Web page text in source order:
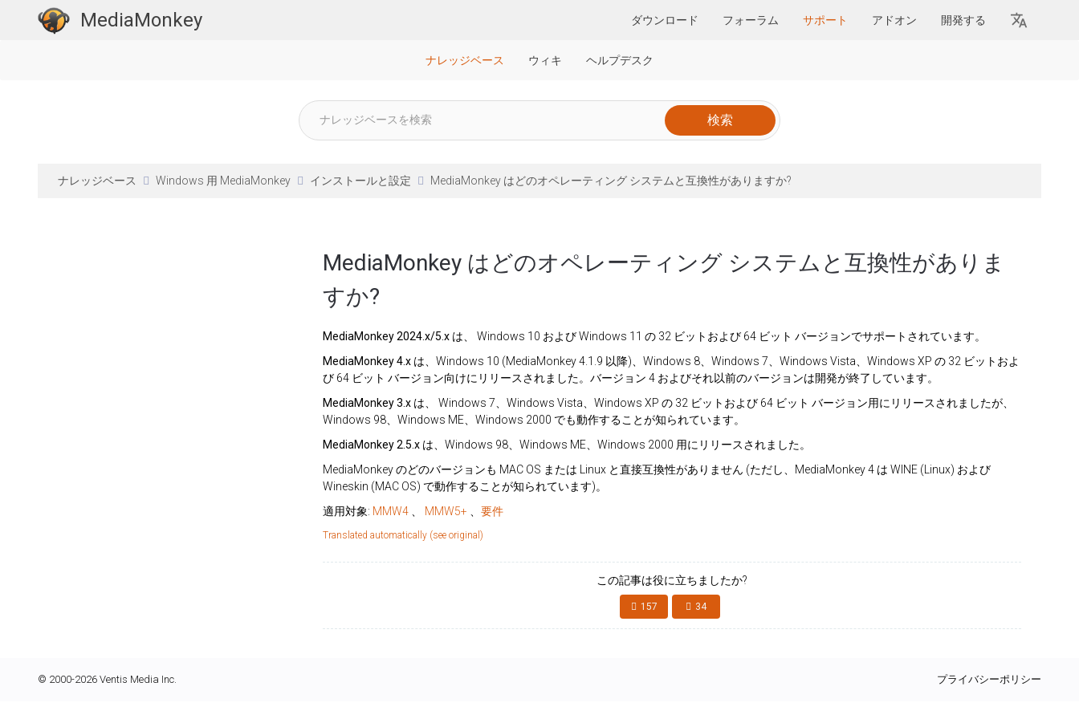
MediaMonkey ダウンロード フォーラム サポート アドオン 開発する
ナレッジベース ウィキ ヘルプデスク
ナレッジベース Windows 用 MediaMonkey インストールと設定 MediaMonkey はどのオペレーティング システムと互換性がありますか?
MediaMonkey はどのオペレーティング システムと互換性がありま
すか?
MediaMonkey 2024.x/5.x は、
Windows 10 および Windows 11 の 32 ビットおよび 64 ビット バージョンでサポートされています。
MediaMonkey 4.x は 、Windows 10 (MediaMonkey 4.1.9 以降)、Windows 8、Windows 7、Windows Vista、Windows XP の 32 ビットおよ
び 64 ビット バージョン向けにリリースされました。バージョン 4 およびそれ以前のバージョンは開発が終了しています。
MediaMonkey 3.x は、
Windows 7、Windows Vista、Windows XP の 32 ビットおよび 64 ビット バージョン用にリリースされましたが、
Windows 98、Windows ME、Windows 2000 でも動作することが知られています。
MediaMonkey 2.5.x は 、Windows 98、Windows ME、Windows 2000 用にリリースされました。
MediaMonkey のどのバージョンも MAC OS または Linux と直接互換性がありません (ただし、MediaMonkey 4 は WINE (Linux) および
Wineskin (MAC OS) で動作することが知られています)。
適用対象: MMW4 MMW5+ 要件
Translated automatically (see original)
この記事は役に立ちましたか?
157 34
© 2000-2026 Ventis Media Inc. プライバシーポリシー